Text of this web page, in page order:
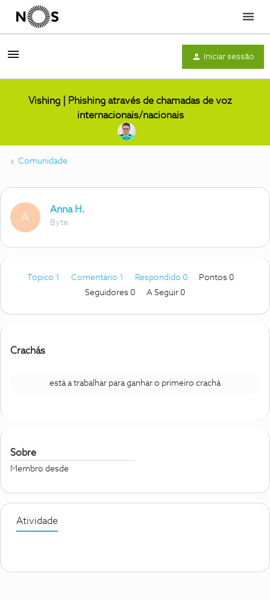
Menu
Iniciar sessão
Vishing | Phishing através de chamadas de voz
internacionais/nacionais
Comunidade
A
Anna H.
Byte
Tópico 1 Comentário 1 Respondido 0
Pontos 0
Seguidores 0 A Seguir 0
Crachás
está a trabalhar para ganhar o primeiro crachá
Sobre
Membro desde
Atividade